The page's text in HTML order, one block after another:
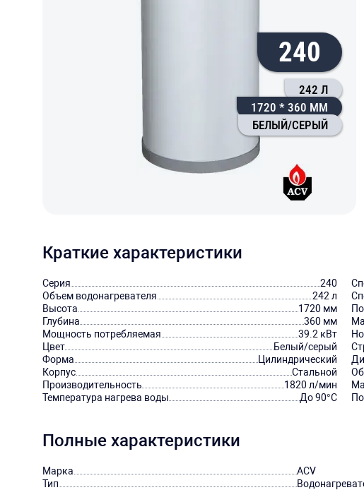
240
242 Л
1720 * 360 ММ
БЕЛЫЙ/СЕРЫЙ
Краткие характеристики
Серия
240
Объем водонагревателя
242 л
Высота
1720 мм
Глубина
360 мм
Мощность потребляемая
39.2 кВт
Цвет
Белый/серый
Форма
Цилиндрический
Корпус
Стальной
Производительность
1820 л/мин
Температура нагрева воды
До 90°C
Полные характеристики
Марка
ACV
Тип